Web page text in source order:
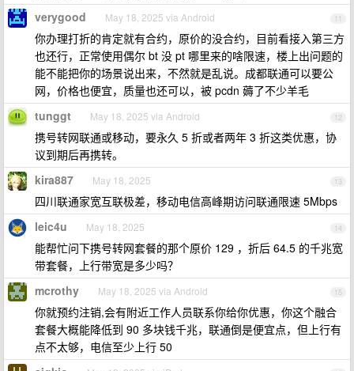
11
verygood May 18, 2025 via Android
你办理打折的肯定就有合约，原价的没合约，目前看接入第三方
也还行，正常使用偶尔 bt 没 pt 哪里来的啥限速，楼上出问题的
能不能把你的场景说出来，不然就是乱说。成都联通可以要公
网，价格也便宜，质量也还可以，被 pcdn 薅了不少羊毛
12
tunggt May 18, 2025 via Android
携号转网联通或移动，要永久 5 折或者两年 3 折这类优惠，协
议到期后再携转。
13
kira887 May 18, 2025
四川联通家宽互联极差，移动电信高峰期访问联通限速 5Mbps
14
leic4u May 18, 2025
能帮忙问下携号转网套餐的那个原价 129 ，折后 64.5 的千兆宽
带套餐，上行带宽是多少吗？
15
mcrothy May 18, 2025 via Android
你就预约注销,会有附近工作人员联系你给你优惠，你这个融合
套餐大概能降低到 90 多块钱千兆，联通倒是便宜点，但上行有
点不太够，电信至少上行 50